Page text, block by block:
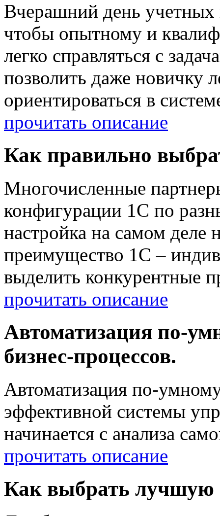
Вчерашний день учетных
чтобы опытному и
легко справляться с
позволить даже новичку
ориентироваться в
прочитать описание
Как правильно
Многочисленные
конфигурации 1С по
настройка на самом деле
преимущество 1С –
выделить конкурентные
прочитать описание
Автоматизация по-
бизнес-процессов.
Автоматизация по-
эффективной системы
начинается с анализа
прочитать описание
Как выбрать лучшую